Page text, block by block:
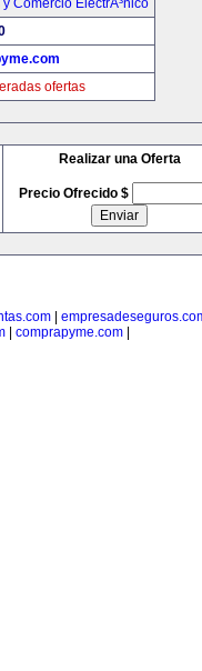
Comercio ElectrÃ³nico
ofertas
Realizar una Oferta
Precio Ofrecido $
|
| comprapyme.com|